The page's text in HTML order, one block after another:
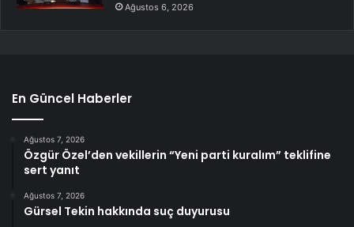
Ağustos 6, 2026
En Güncel Haberler
Ağustos 7, 2026
Özgür Özel’den vekillerin “Yeni parti kuralım” teklifine
sert yanıt
Ağustos 7, 2026
Gürsel Tekin hakkında suç duyurusu